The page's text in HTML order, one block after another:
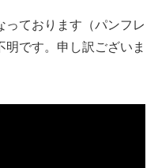
ております（パンフレ
です。申し訳ございま